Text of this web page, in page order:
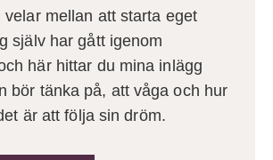
velar mellan att starta eget
själv har gått igenom
här hittar du mina inlägg
bör tänka på, att våga och hur
är att följa sin dröm.